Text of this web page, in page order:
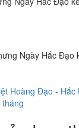
Ngày Hắc Đạo
Hoàng Đạo - Hắc